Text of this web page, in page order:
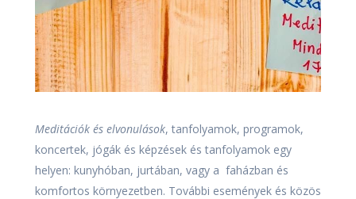
Meditációk és elvonulások, tanfolyamok, programok,
koncertek, jógák és képzések és tanfolyamok egy
helyen: kunyhóban, jurtában, vagy a faházban és
komfortos környezetben. További események és közös